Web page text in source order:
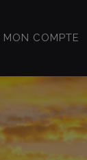
MON COMPTE